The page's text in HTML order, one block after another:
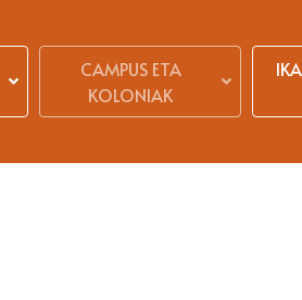
CAMPUS ETA
KOLONIAK